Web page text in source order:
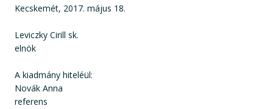
Kecskemét, 2017. május 18.
Leviczky Cirill sk.
elnök
A kiadmány hiteléül:
Novák Anna
referens